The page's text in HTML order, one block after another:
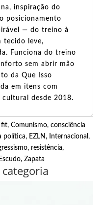
inspiração do
posicionamento
— do treino à
tecido leve,
Funciona do treino
sem abrir mão
da Que Isso
em itens com
desde 2018.
fit,Comunismo,consciência
política, EZLN, Internacional,
, resistência,
,Zapata